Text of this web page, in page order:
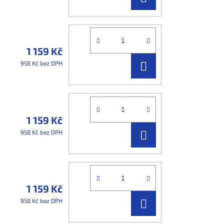
KOŠÍKU
1 159 Kč
958 Kč bez DPH
KOŠÍKU
1 159 Kč
958 Kč bez DPH
KOŠÍKU
1 159 Kč
958 Kč bez DPH
KOŠÍKU